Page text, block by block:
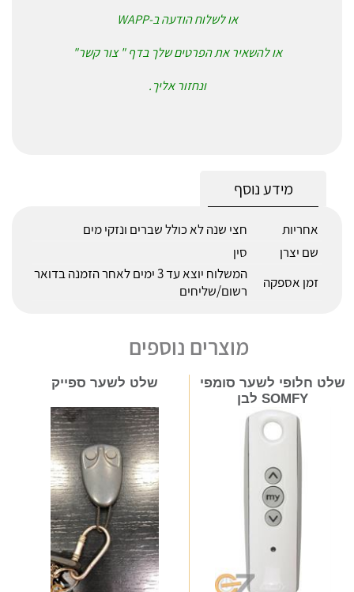
או לשלוח הודעה ב-WAPP
או להשאיר את הפרטים שלך בדף " צור קשר"
ונחזור אליך.
מידע נוסף
אחריות
חצי שנה לא כולל שברים ונזקי מים
שם יצרן
סין
זמן אספקה
המשלוח יוצא עד 3 ימים לאחר הזמנה בדואר
רשום/שליחים
מוצרים נוספים
שלט חלופי לשער סומפי
SOMFY לבן
שלט לשער ספייק